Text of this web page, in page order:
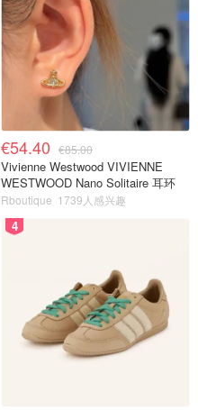
€54.40 €85.00
Vivienne Westwood VIVIENNE
WESTWOOD Nano Solitaire 耳环
Rboutique 1739人感兴趣
4